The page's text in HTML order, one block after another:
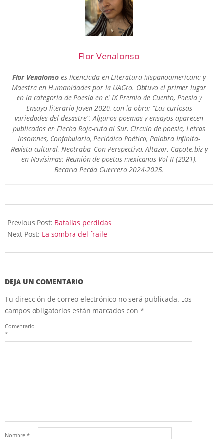
Flor Venalonso
Flor Venalonso es licenciada en Literatura hispanoamericana y
Maestra en Humanidades por la UAGro. Obtuvo el primer lugar
en la categoría de Poesía en el IX Premio de Cuento, Poesía y
Ensayo literario Joven 2020, con la obra: “Las curiosas
variedades del desastre”. Algunos poemas y ensayos aparecen
publicados en Flecha Roja-ruta al Sur, Círculo de poesía, Letras
Insomnes, Confabulario, Periódico Poético, Palabra Infinita-
Revista cultural, Neotraba, Con Perspectiva, Altazor, Capote.biz y
en Novísimas: Reunión de poetas mexicanas Vol II (2021).
Becaria Pecda Guerrero 2024-2025.
07-
08
Previous Post: Batallas perdidas
Next Post: La sombra del fraile
DEJA UN COMENTARIO
Tu dirección de correo electrónico no será publicada. Los
campos obligatorios están marcados con *
Comentario
*
Nombre *